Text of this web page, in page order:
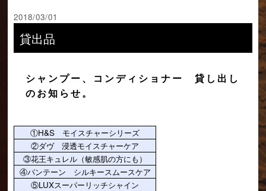
2018/03/01
貸出品
シャンプー、コンディショナー 貸し出し
のお知らせ。
①H&S モイスチャーシリーズ
②ダヴ 浸透モイスチャーケア
③花王キュレル（敏感肌の方にも）
④パンテーン シルキースムースケア
⑤LUXスーパーリッチシャイン